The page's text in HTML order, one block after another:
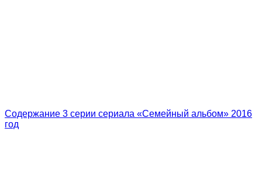
Содержание 3 серии сериала «Семейный альбом» 2016
год